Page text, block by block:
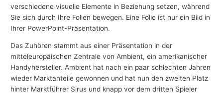
verschiedene visuelle Elemente in Beziehung setzen, während
Sie sich durch Ihre Folien bewegen. Eine Folie ist nur ein Bild in
Ihrer PowerPoint-Präsentation.
Das Zuhören stammt aus einer Präsentation in der
mitteleuropäischen Zentrale von Ambient, ein amerikanischer
Handyhersteller. Ambient hat nach ein paar schlechten Jahren
wieder Marktanteile gewonnen und hat nun den zweiten Platz
hinter Marktführer Sirus und knapp vor dem dritten Spieler